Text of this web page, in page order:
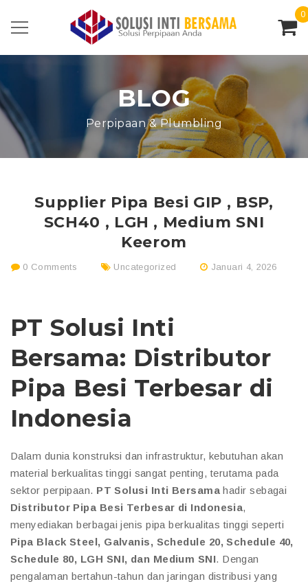
0
BLOG
Perpipaan & Plumbling
Supplier Pipa Besi GIP , BSP,
SCH40 , LGH , Medium SNI
Keerom
0 Comments Uncategorized Januari 4, 2026
PT Solusi Inti
Bersama: Distributor
Pipa Besi Terbesar di
Indonesia
Dalam dunia konstruksi dan infrastruktur, kebutuhan akan
material berkualitas tinggi sangat penting, terutama pada
sektor perpipaan. PT Solusi Inti Bersama hadir sebagai
Distributor Pipa Besi Terbesar di Indonesia,
menyediakan berbagai jenis pipa berkualitas tinggi seperti
Pipa Black Steel, Galvanis, Schedule 20, Schedule 40,
Schedule 80, LGH SNI, dan Medium SNI. Dengan
pengalaman bertahun-tahun dan jaringan distribusi yang